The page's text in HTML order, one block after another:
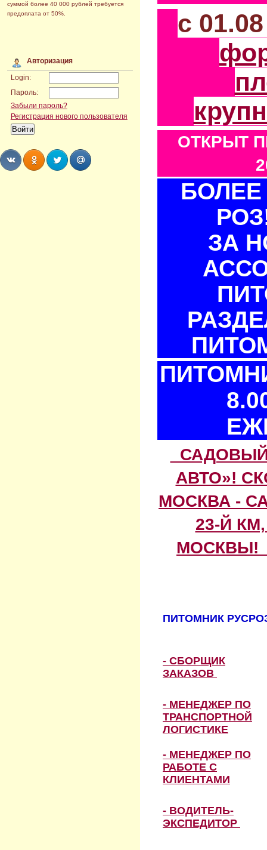
суммой более 40 000 рублей требуется
предоплата от 50%.
Авторизация
Login:
Пароль:
Забыли пароль?
Регистрация нового пользователя
с
ОТКРЫТ
БОЛЕЕ
ЗА
АВТО»!
МОСКВА -
23-Й
МОСКВЫ!
ПИТОМНИК
- СБОРЩИК
ЗАКАЗОВ
- МЕНЕДЖЕР ПО
ТРАНСПОРТНОЙ
ЛОГИСТИКЕ
- МЕНЕДЖЕР ПО
РАБОТЕ С
КЛИЕНТАМИ
- ВОДИТЕЛЬ-
ЭКСПЕДИТОР